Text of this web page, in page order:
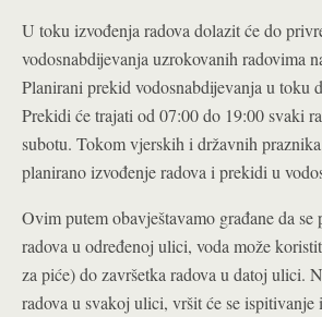
U toku izvođenja radova dolazit će do
vodosnabdijevanja uzrokovanih radovima
Planirani prekid vodosnabdijevanja u toku
Prekidi će trajati od 07:00 do 19:00 svaki
subotu. Tokom vjerskih i državnih
planirano izvođenje radova i prekidi u
Ovim putem obavještavamo građane da
radova u određenoj ulici, voda može
za piće) do završetka radova u datoj ulici.
radova u svakoj ulici, vršit će se ispitivanje